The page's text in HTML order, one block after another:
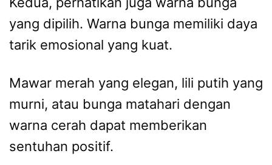
yang dipilih. Warna bunga memiliki daya
tarik emosional yang kuat.
Mawar merah yang elegan, lili putih yang
murni, atau bunga matahari dengan
warna cerah dapat memberikan
sentuhan positif.